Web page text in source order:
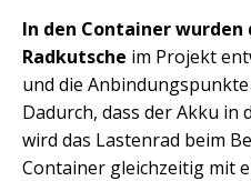
In den Container wurden
Radkutsche im Projekt
und die
Dadurch, dass der Akku
wird das Lastenrad beim
Container gleichzeitig mit